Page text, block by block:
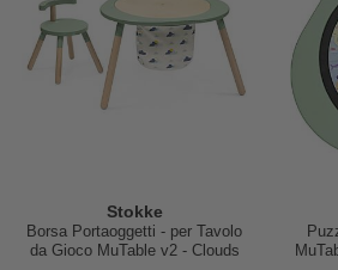
Stokke
Borsa Portaoggetti - per Tavolo
da Gioco MuTable v2 - Clouds